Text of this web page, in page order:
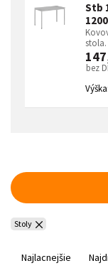
Stb
stola.
bez
Výška:
Stoly
Najlacnejšie